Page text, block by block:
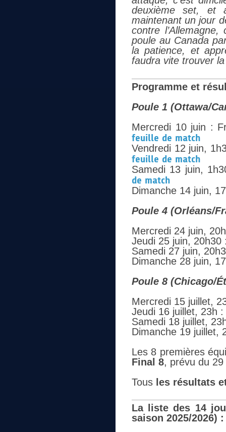
deuxième set, et
maintenant un jour
contre
poule au Canada
la patience, et
faudra vite trouver
Programme et
Poule 1 (Ottawa/
Mercredi 10 juin :
feuille de match
Vendredi 12 juin,
feuille de match
Samedi 13 juin,
de match
Dimanche 14 juin,
Poule 4 (Orléans/
Mercredi 24 juin,
Jeudi 25 juin, 20h30
Samedi 27 juin,
Dimanche 28 juin,
Poule 8 (Chicago/
Mercredi 15 juillet,
Jeudi 16 juillet, 23h
Samedi 18 juillet,
Dimanche 19 juillet,
Les 8 premières
Final 8, prévu du
Tous les résultats
La liste des 14
saison 2025/2026) :